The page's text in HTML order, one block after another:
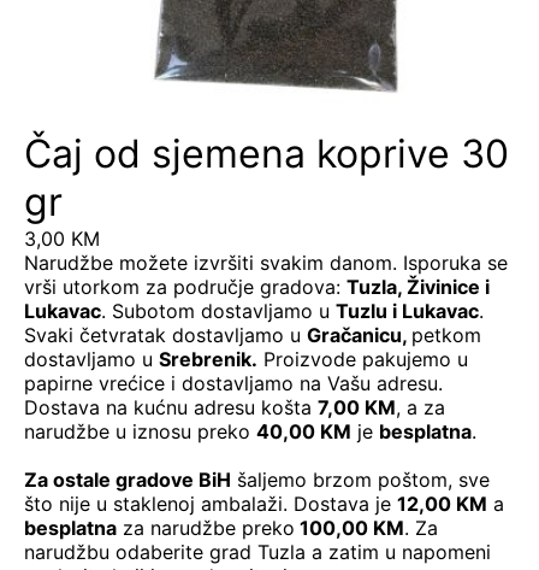
Čaj od sjemena koprive 30
gr
3,00 KM
Narudžbe možete izvršiti svakim danom. Isporuka se
vrši utorkom za područje gradova: Tuzla, Živinice i
Lukavac. Subotom dostavljamo u Tuzlu i Lukavac.
Svaki četvratak dostavljamo u Gračanicu, petkom
dostavljamo u Srebrenik. Proizvode pakujemo u
papirne vrećice i dostavljamo na Vašu adresu.
Dostava na kućnu adresu košta 7,00 KM, a za
narudžbe u iznosu preko 40,00 KM je besplatna.
Za ostale gradove BiH šaljemo brzom poštom, sve
što nije u staklenoj ambalaži. Dostava je 12,00 KM a
besplatna za narudžbe preko 100,00 KM. Za
narudžbu odaberite grad Tuzla a zatim u napomeni